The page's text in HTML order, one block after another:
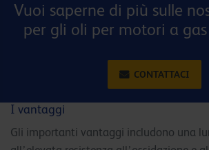
Vuoi saperne di più sulle
per gli oli per motori a
CONTATTACI
I vantaggi
Gli importanti vantaggi includono una